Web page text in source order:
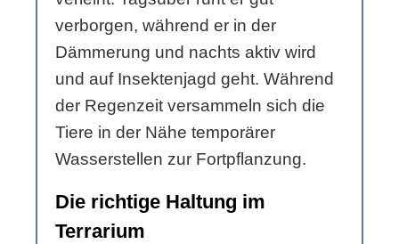
verborgen, während er in der
Dämmerung und nachts aktiv wird
und auf Insektenjagd geht. Während
der Regenzeit versammeln sich die
Tiere in der Nähe temporärer
Wasserstellen zur Fortpflanzung.
Die richtige Haltung im
Terrarium